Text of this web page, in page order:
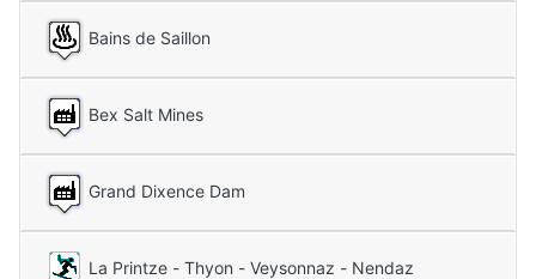
Bains de Saillon
Bex Salt Mines
Grand Dixence Dam
La Printze - Thyon - Veysonnaz - Nendaz